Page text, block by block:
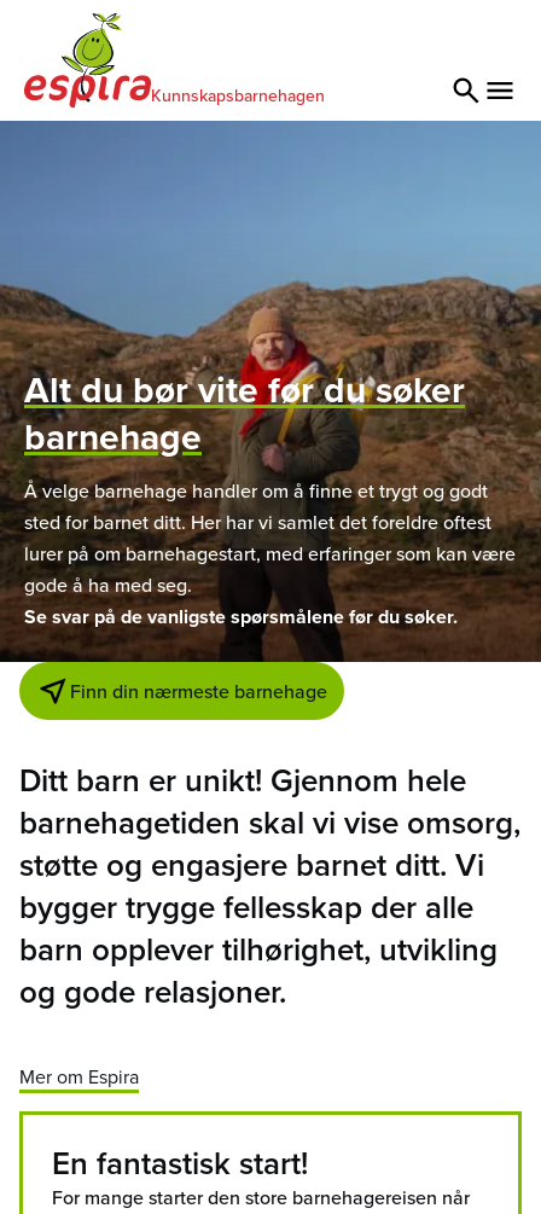
Kunnskapsbarnehagen
Alt du bør vite før du søker
barnehage
Å velge barnehage handler om å finne et trygt og godt
sted for barnet ditt. Her har vi samlet det foreldre oftest
lurer på om barnehagestart, med erfaringer som kan være
gode å ha med seg.
Se svar på de vanligste spørsmålene før du søker.
Finn din nærmeste barnehage
Ditt barn er unikt! Gjennom hele
barnehagetiden skal vi vise omsorg,
støtte og engasjere barnet ditt. Vi
bygger trygge fellesskap der alle
barn opplever tilhørighet, utvikling
og gode relasjoner.
Mer om Espira
En fantastisk start!
For mange starter den store barnehagereisen når